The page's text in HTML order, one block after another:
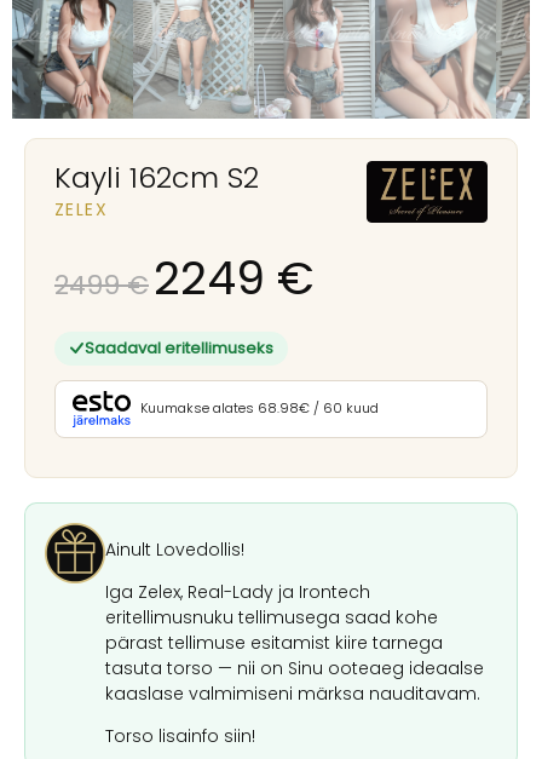
Kayli 162cm S2
ZELEX
2499€2249 €
Saadaval eritellimuseks
Kuumakse alates 68.98€ / 60 kuud
Ainult Lovedollis!
Iga Zelex, Real-Lady ja Irontech
eritellimusnuku tellimusega saad kohe
pärast tellimuse esitamist kiire tarnega
tasuta torso — nii on Sinu ooteaeg ideaalse
kaaslase valmimiseni märksa nauditavam.
Torso lisainfo siin!